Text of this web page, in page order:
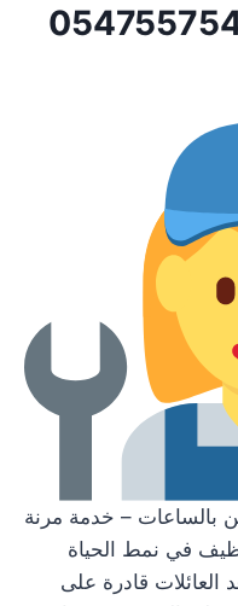
بالساعات – خدمة مرنة
في نمط الحياة
العائلات قادرة على